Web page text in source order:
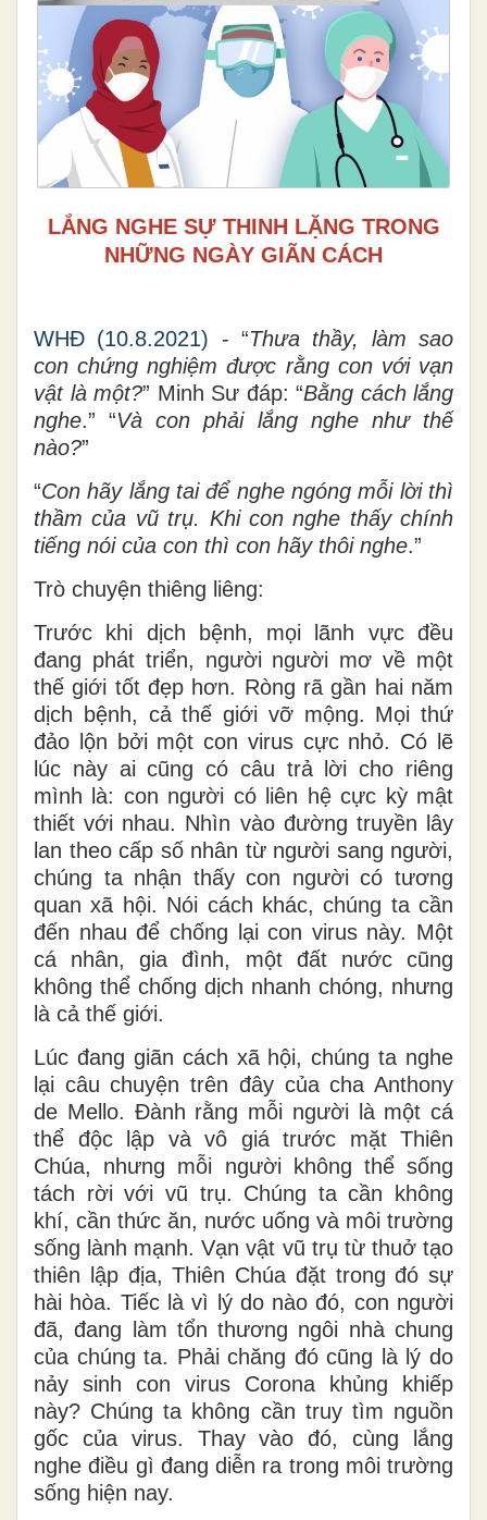
LẮNG NGHE SỰ THINH LẶNG TRONG
NHỮNG NGÀY GIÃN CÁCH
WHĐ (10.8.2021) - “Thưa thầy, làm sao
con chứng nghiệm được rằng con với vạn
vật là một?” Minh Sư đáp: “Bằng cách lắng
nghe.” “Và con phải lắng nghe như thế
nào?”
“Con hãy lắng tai để nghe ngóng mỗi lời thì
thầm của vũ trụ. Khi con nghe thấy chính
tiếng nói của con thì con hãy thôi nghe.”
Trò chuyện thiêng liêng:
Trước khi dịch bệnh, mọi lãnh vực đều
đang phát triển, người người mơ về một
thế giới tốt đẹp hơn. Ròng rã gần hai năm
dịch bệnh, cả thế giới vỡ mộng. Mọi thứ
đảo lộn bởi một con virus cực nhỏ. Có lẽ
lúc này ai cũng có câu trả lời cho riêng
mình là: con người có liên hệ cực kỳ mật
thiết với nhau. Nhìn vào đường truyền lây
lan theo cấp số nhân từ người sang người,
chúng ta nhận thấy con người có tương
quan xã hội. Nói cách khác, chúng ta cần
đến nhau để chống lại con virus này. Một
cá nhân, gia đình, một đất nước cũng
không thể chống dịch nhanh chóng, nhưng
là cả thế giới.
Lúc đang giãn cách xã hội, chúng ta nghe
lại câu chuyện trên đây của cha Anthony
de Mello. Đành rằng mỗi người là một cá
thể độc lập và vô giá trước mặt Thiên
Chúa, nhưng mỗi người không thể sống
tách rời với vũ trụ. Chúng ta cần không
khí, cần thức ăn, nước uống và môi trường
sống lành mạnh. Vạn vật vũ trụ từ thuở tạo
thiên lập địa, Thiên Chúa đặt trong đó sự
hài hòa. Tiếc là vì lý do nào đó, con người
đã, đang làm tổn thương ngôi nhà chung
của chúng ta. Phải chăng đó cũng là lý do
nảy sinh con virus Corona khủng khiếp
này? Chúng ta không cần truy tìm nguồn
gốc của virus. Thay vào đó, cùng lắng
nghe điều gì đang diễn ra trong môi trường
sống hiện nay.